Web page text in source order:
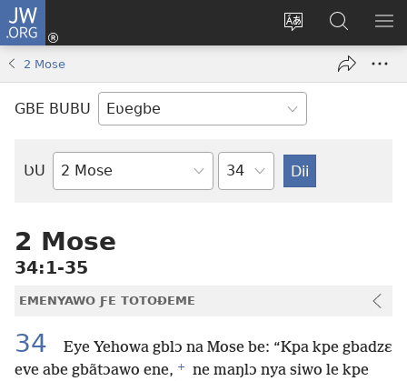
JW.ORG
Trɔ
gbegbɔgblɔa
Ge
Ðe
new
window)
JW.ORG
Nudidi
2 Mose
GBE BUBU
ƲU
Biblia-
Ta
2 Mose
34:1-35
EMENYAWO ƑE TOTOƉEME
34
Eye Yehowa gblɔ na Mose be: “Kpa kpe gbadzɛ
eve abe gbãtɔawo ene, +
ne maŋlɔ nya siwo le kpe